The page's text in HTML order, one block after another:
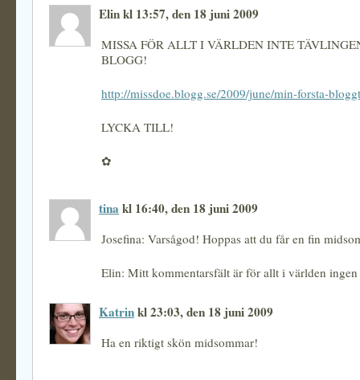
Elin kl 13:57, den 18 juni 2009
MISSA FÖR ALLT I VÄRLDEN INTE
BLOGG!
http://missdoe.blogg.se/2009/june/min-forsta-
LYCKA TILL!
✿
tina kl 16:40, den 18 juni 2009
Josefina: Varsågod! Hoppas att du får en fin
Elin: Mitt kommentarsfält är för allt i världen ingen
Katrinkl 23:03, den 18 juni 2009
Ha en riktigt skön midsommar!